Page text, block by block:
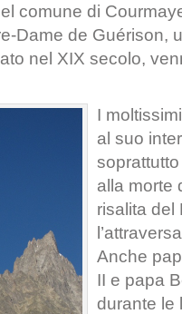
comune di
Dame de Guérison,
nel XIX secolo,
I
al suo
alla morte
risalita del
Anche
II e papa
durante le